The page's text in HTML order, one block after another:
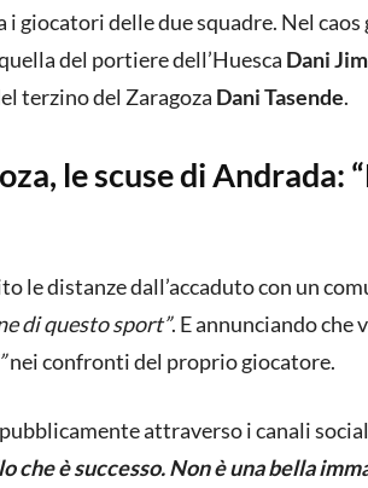
i giocatori delle due squadre. Nel caos
del portiere dell’Huesca Dani
terzino del Zaragoza Dani Tasende.
le scuse di Andrada:
le distanze dall’accaduto con un
di questo sport”. E annunciando
nei confronti del proprio giocatore.
attraverso i canali
che è successo. Non è una bella